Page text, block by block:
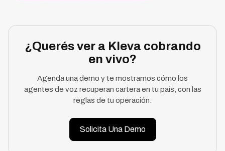
¿Querés ver a Kleva cobrando
en vivo?
Agenda una demo y te mostramos cómo los
agentes de voz recuperan cartera en tu país, con las
reglas de tu operación.
Solicita Una Demo